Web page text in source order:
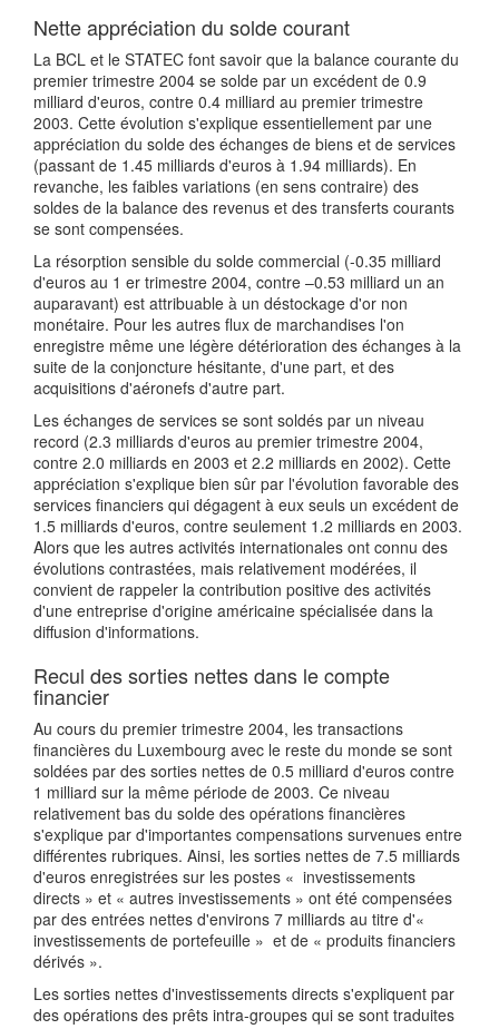
Nette appréciation du solde courant
La BCL et le STATEC font savoir que la balance courante du
premier trimestre 2004 se solde par un excédent de 0.9
milliard d'euros, contre 0.4 milliard au premier trimestre
2003. Cette évolution s'explique essentiellement par une
appréciation du solde des échanges de biens et de services
(passant de 1.45 milliards d'euros à 1.94 milliards). En
revanche, les faibles variations (en sens contraire) des
soldes de la balance des revenus et des transferts courants
se sont compensées.
La résorption sensible du solde commercial (-0.35 milliard
d'euros au 1 er trimestre 2004, contre –0.53 milliard un an
auparavant) est attribuable à un déstockage d'or non
monétaire. Pour les autres flux de marchandises l'on
enregistre même une légère détérioration des échanges à la
suite de la conjoncture hésitante, d'une part, et des
acquisitions d'aéronefs d'autre part.
Les échanges de services se sont soldés par un niveau
record (2.3 milliards d'euros au premier trimestre 2004,
contre 2.0 milliards en 2003 et 2.2 milliards en 2002). Cette
appréciation s'explique bien sûr par l'évolution favorable des
services financiers qui dégagent à eux seuls un excédent de
1.5 milliards d'euros, contre seulement 1.2 milliards en 2003.
Alors que les autres activités internationales ont connu des
évolutions contrastées, mais relativement modérées, il
convient de rappeler la contribution positive des activités
d'une entreprise d'origine américaine spécialisée dans la
diffusion d'informations.
Recul des sorties nettes dans le compte
financier
Au cours du premier trimestre 2004, les transactions
financières du Luxembourg avec le reste du monde se sont
soldées par des sorties nettes de 0.5 milliard d'euros contre
1 milliard sur la même période de 2003. Ce niveau
relativement bas du solde des opérations financières
s'explique par d'importantes compensations survenues entre
différentes rubriques. Ainsi, les sorties nettes de 7.5 milliards
d'euros enregistrées sur les postes « investissements
directs » et « autres investissements » ont été compensées
par des entrées nettes d'environs 7 milliards au titre d'«
investissements de portefeuille » et de « produits financiers
dérivés ».
Les sorties nettes d'investissements directs s'expliquent par
des opérations des prêts intra-groupes qui se sont traduites